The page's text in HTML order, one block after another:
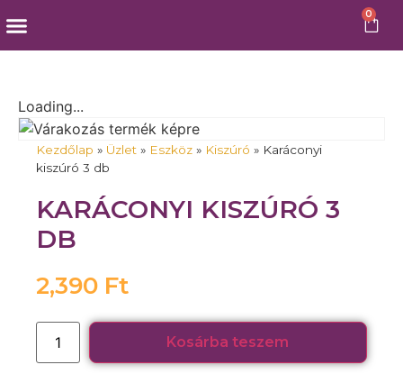
0
Loading...
Kezdőlap » Üzlet » Eszköz » Kiszúró » Karáconyi
kiszúró 3 db
KARÁCONYI KISZÚRÓ 3
DB
2,390 Ft
Kosárba teszem